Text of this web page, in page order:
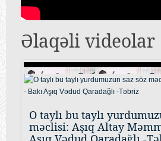
Əlaqəli videolar
O taylı bu taylı
məclisi: Aşıq Altay